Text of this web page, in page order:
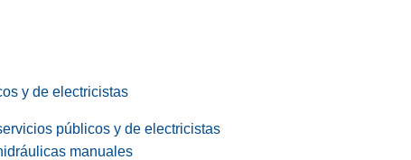
y de electricistas
públicos y de electricistas
manuales